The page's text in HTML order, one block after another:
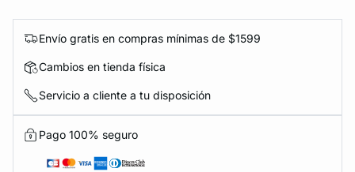
Envío gratis en compras mínimas de $1599
Cambios en tienda física
Servicio a cliente a tu disposición
Pago 100% seguro